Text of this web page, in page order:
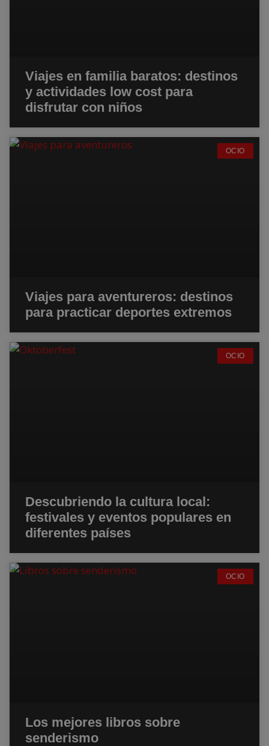
Viajes en familia baratos: destinos
y actividades low cost para
disfrutar con niños
OCIO
Viajes para aventureros: destinos
para practicar deportes extremos
OCIO
Descubriendo la cultura local:
festivales y eventos populares en
diferentes países
OCIO
Los mejores libros sobre
senderismo